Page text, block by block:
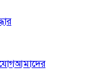
আমাদের